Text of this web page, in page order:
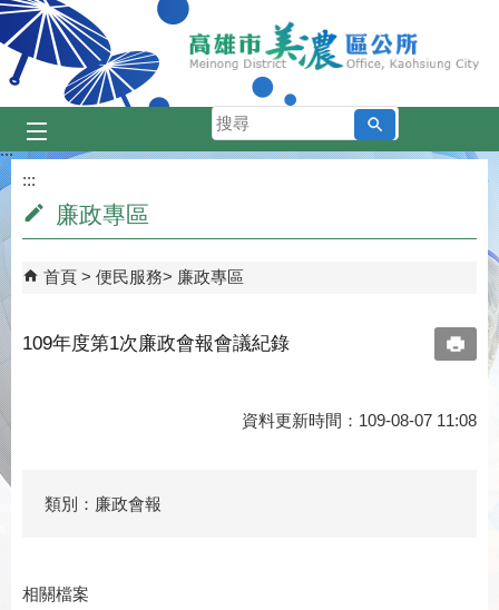
跳到主要內容區塊
搜
尋
:::
:::
廉政專區
首頁 便民服務 廉政專區
109年度第1次廉政會報會議紀錄
資料更新時間：109-08-07 11:08
類別：廉政會報
相關檔案